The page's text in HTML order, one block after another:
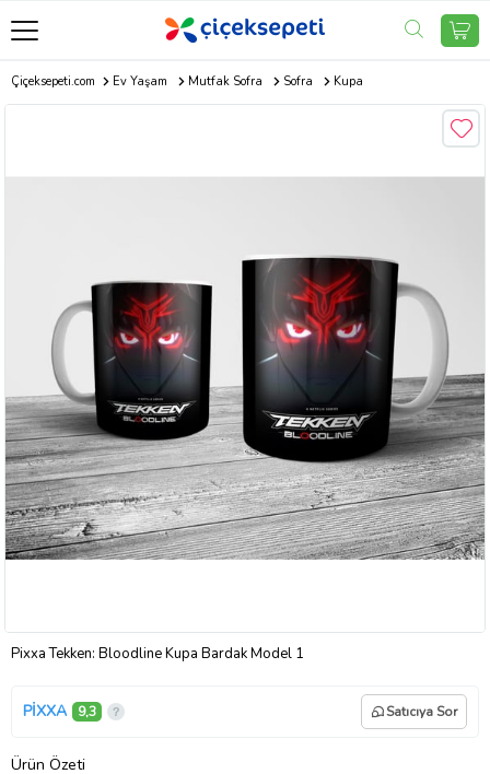
Çiçeksepeti.com Ev Yaşam Mutfak Sofra Sofra Kupa
Pixxa Tekken: Bloodline Kupa Bardak Model 1
PİXXA 9,3 Satıcıya Sor
Ürün Özeti